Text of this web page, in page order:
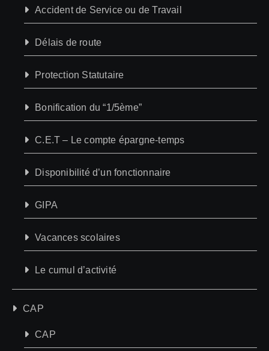
Accident de Service ou de Travail
Délais de route
Protection Statutaire
Bonification du “1/5ème”
C.E.T – Le compte épargne-temps
Disponibilité d’un fonctionnaire
GIPA
Vacances scolaires
Le cumul d’activité
CAP
CAP